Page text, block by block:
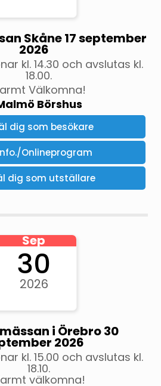
Skåne 17 september
2026
kl. 14.30 och avslutas kl.
18.00.
Välkomna!
Börshus
dig som besökare
Onlineprogram
dig som utställare
Sep
30
2026
i Örebro 30
2026
kl. 15.00 och avslutas kl.
18.10.
välkomna!